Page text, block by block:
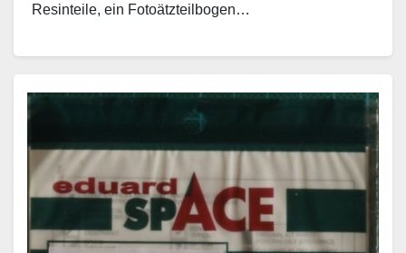
Resinteile, ein Fotoätzteilbogen…